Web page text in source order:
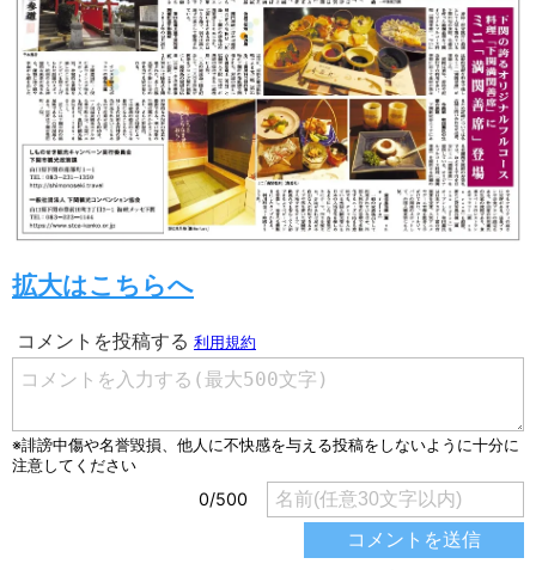
拡大はこちらへ